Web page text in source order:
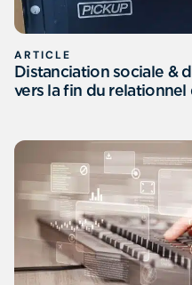
ARTICLE
Distanciation sociale &
vers la fin du relationnel